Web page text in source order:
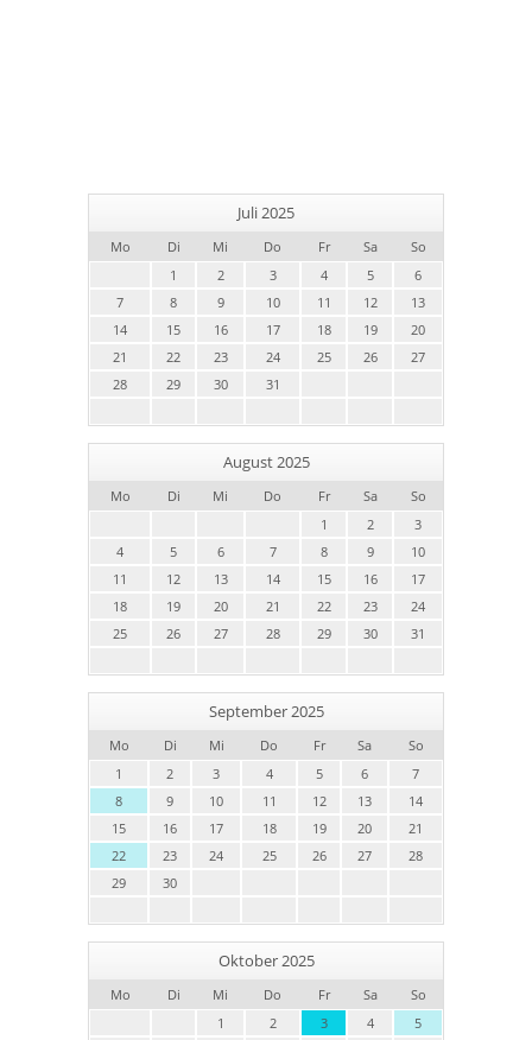
Juli 2025
Mo Di Mi Do Fr Sa
So
1
2 3 4 5
6
7
8 9 10 11 12
13
14
15 16 17 18 19
20
21
22 23 24 25 26
27
28
29 30 31
August 2025
Mo Di Mi Do Fr Sa
So
1
2
3
4
5 6 7 8 9
10
11
12 13 14 15 16
17
18
19 20 21 22 23
24
25
26 27 28 29 30 31
September 2025
Mo Di Mi Do Fr Sa
So
1
2 3 4 5 6
7
8
9 10 11 12 13
14
15
16 17 18 19 20
21
22
23 24 25 26 27
28
29
30
Oktober 2025
Mo Di Mi Do Fr Sa
So
1
2 3 4 5